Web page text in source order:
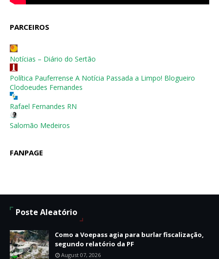
PARCEIROS
Notícias – Diário do Sertão
Política Pauferrense A Notícia Passada a Limpo! Blogueiro
Clodoeudes Fernandes
Rafael Fernandes RN
Salomão Medeiros
FANPAGE
Poste Aleatório
Como a Voepass agia para burlar fiscalização,
segundo relatório da PF
August 07, 2026